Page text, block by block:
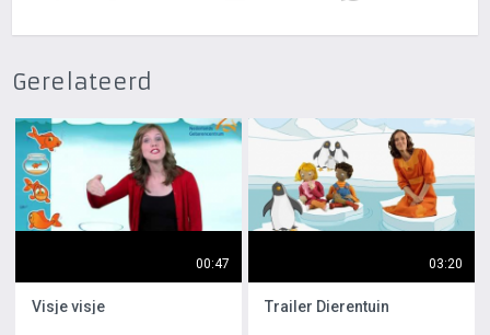
Gerelateerd
00:47
Visje visje
03:20
Trailer Dierentuin